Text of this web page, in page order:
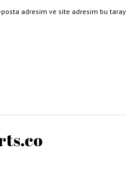
adresim ve site adresim bu